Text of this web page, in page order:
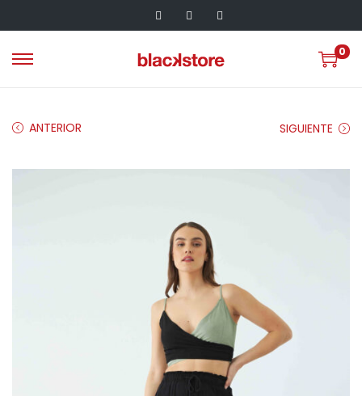
0
ANTERIOR SIGUIENTE